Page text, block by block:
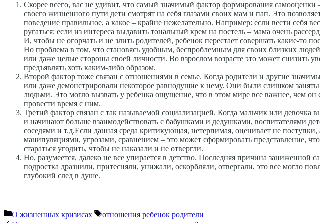
Скорее всего, вас не удивит, что самый значимый фактор формирования самооценки
своего жизненного пути дети смотрят на себя глазами своих мам и пап. Это
поведение правильное, а какое – крайне нежелательно. Например: если вести себя
ругаться; если из интереса выдавить тональный крем на постель – мама очень
И, чтобы не огорчать и не злить родителей, ребенок перестает совершать какие-то
Но проблема в том, что становясь удобным, беспроблемным для своих близких
или даже целые стороны своей личности. Во взрослом возрасте это может снизить
предъявлять хоть каким-либо образом.
Второй фактор тоже связан с отношениями в семье. Когда родители и другие
или даже демонстрировали некоторое равнодушие к нему. Они были слишком
людьми. Это могло вызвать у ребенка ощущение, что в этом мире все важнее, чем он
провести время с ним.
Третий фактор связан с так называемой социализацией. Когда мальчик или девочка
и начинают больше взаимодействовать с бабушками и дедушками, воспитателями
соседями и т.д.Если данная среда критикующая, нетерпимая, оценивает не
манипуляциями, угрозами, сравнением – это может сформировать представление,
стараться угодить, чтобы не наказали и не отвергли.
Но, разумеется, далеко не все упирается в детство. Последняя причина заниженной
подростка дразнили, притесняли, унижали, оскорбляли, отвергали, это все могло
глубокий след в душе.
Рубрики
О жизненных кризисах Метки
отношения ребенок родители